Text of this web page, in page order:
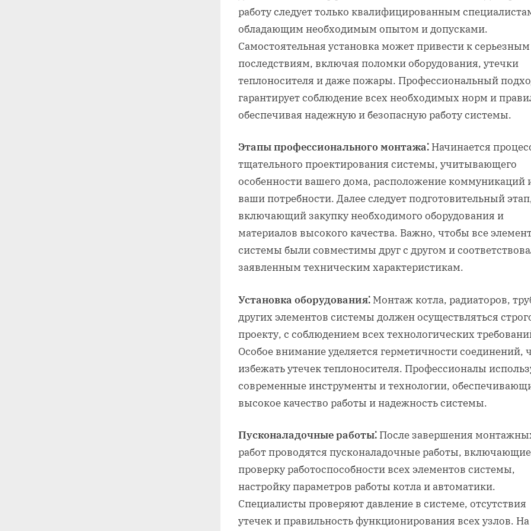
работу следует только квалифицированным
обладающим необходимым опытом и допусками.
Самостоятельная установка может привести к серьезным
последствиям, включая поломки оборудования, утечки
теплоносителя и даже пожары. Профессиональный
гарантирует соблюдение всех необходимых норм и
обеспечивая надежную и безопасную работу системы.
Этапы профессионального монтажа⁚ Начинается
тщательного проектирования системы, учитывающего
особенности вашего дома, расположение коммуникаций
ваши потребности. Далее следует подготовительный
включающий закупку необходимого оборудования и
материалов высокого качества. Важно, чтобы все
системы были совместимы друг с другом и
заявленным техническим характеристикам.
Установка оборудования⁚ Монтаж котла, радиаторов,
других элементов системы должен осуществляться
проекту, с соблюдением всех технологических
Особое внимание уделяется герметичности соединений,
избежать утечек теплоносителя. Профессионалы
современные инструменты и технологии,
высокое качество работы и надежность системы.
Пусконаладочные работы⁚ После завершения
работ проводятся пусконаладочные работы, включающие
проверку работоспособности всех элементов системы,
настройку параметров работы котла и автоматики.
Специалисты проверяют давление в системе, отсутствия
утечек и правильность функционирования всех узлов.